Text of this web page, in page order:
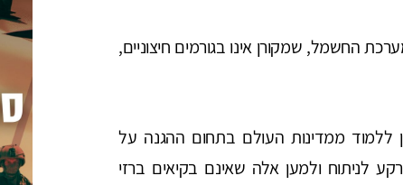
החשמל, שמקורן אינו בגורמים חיצוניים,
ממדינות העולם בתחום ההגנה על
לניתוח ולמען אלה שאינם בקיאים ברזי